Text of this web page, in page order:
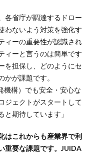
各省庁が調達するドロー
わないよう対策を強化す
ィーの重要性が認識され
ィーと言うのは簡単です
を担保し、どのようにセ
が課題です。
機構）でも安全・安心な
ジェクトがスタートして
期待しています」
これからも産業界で利
重要な課題です。JUIDA